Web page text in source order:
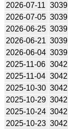
2026-07-11 3039
2026-07-05 3039
2026-06-25 3039
2026-06-21 3039
2026-06-04 3039
2025-11-06 3042
2025-11-04 3042
2025-10-30 3042
2025-10-29 3042
2025-10-24 3042
2025-10-23 3042